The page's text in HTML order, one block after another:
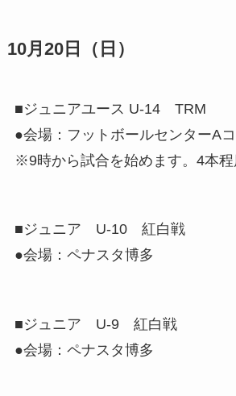
10月20日（日）
■ジュニアユース U-14 TRM
●会場：フットボールセンターA
※9時から試合を始めます。4本程
■ジュニア U-10 紅白戦
●会場：ペナスタ博多
■ジュニア U-9 紅白戦
●会場：ペナスタ博多